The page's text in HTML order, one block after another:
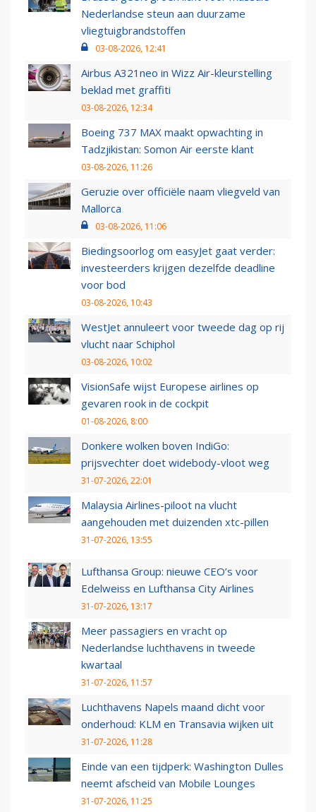
Nederlandse steun aan duurzame
vliegtuigbrandstoffen
03-08-2026, 12:41
Airbus A321neo in Wizz Air-kleurstelling
beklad met graffiti
03-08-2026, 12:34
Boeing 737 MAX maakt opwachting in
Tadzjikistan: Somon Air eerste klant
03-08-2026, 11:26
Geruzie over officiële naam vliegveld van
Mallorca
03-08-2026, 11:06
Biedingsoorlog om easyJet gaat verder:
investeerders krijgen dezelfde deadline
voor bod
03-08-2026, 10:43
WestJet annuleert voor tweede dag op rij
vlucht naar Schiphol
03-08-2026, 10:02
VisionSafe wijst Europese airlines op
gevaren rook in de cockpit
01-08-2026, 8:00
Donkere wolken boven IndiGo:
prijsvechter doet widebody-vloot weg
31-07-2026, 22:01
Malaysia Airlines-piloot na vlucht
aangehouden met duizenden xtc-pillen
31-07-2026, 13:55
Lufthansa Group: nieuwe CEO’s voor
Edelweiss en Lufthansa City Airlines
31-07-2026, 13:17
Meer passagiers en vracht op
Nederlandse luchthavens in tweede
kwartaal
31-07-2026, 11:57
Luchthavens Napels maand dicht voor
onderhoud: KLM en Transavia wijken uit
31-07-2026, 11:28
Einde van een tijdperk: Washington Dulles
neemt afscheid van Mobile Lounges
31-07-2026, 11:25